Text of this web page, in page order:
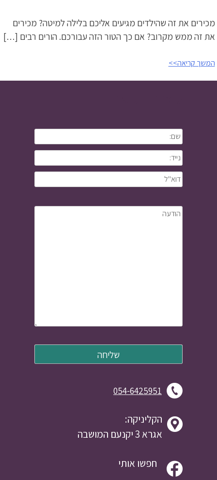
מכירים את זה שהילדים מגיעים אליכם בלילה למיטה? מכירים
את זה ממש מקרוב? אם כך הטור הזה עבורכם. הורים רבים […]
המשך קריאה>>
054-6425951
הקליניקה:
אגרא 3 יקנעם המושבה
חפשו אותי